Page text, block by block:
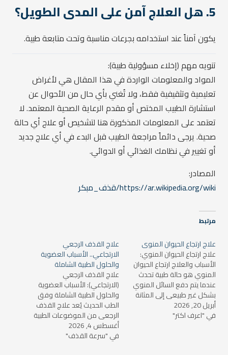
5. هل العلاج آمن على المدى الطويل؟
يكون آمناً عند استخدامه بجرعات مناسبة وتحت متابعة طبية.
تنويه مهم (إخلاء مسؤولية طبية):
المواد والمعلومات الواردة في هذا المقال هي لأغراض
تعليمية وتثقيفية فقط، ولا تُغني بأي حال من الأحوال عن
استشارة الطبيب المختص أو مقدم الرعاية الصحية المعتمد. لا
تعتمد على المعلومات المذكورة هنا لتشخيص أو علاج أي حالة
صحية. يرجى دائماً مراجعة الطبيب قبل البدء في أي علاج جديد
أو تغيير في نظامك الغذائي أو الدوائي.
المصادر:
https://ar.wikipedia.org/wiki/قذف_مبكر
مرتبط
علاج ارتجاع الحيوان المنوى
علاج ارتجاع الحيوان المنوي:
الأسباب والعلاج ارتجاع الحيوان
المنوي هو حالة طبية تحدث
عندما يتم دفع السائل المنوي
بشكل غير طبيعي إلى المثانة
بدلاً من الخروج من الجسم عبر
الإحليل أثناء القذف. على الرغم
من أن هذه الحالة قد لا تكون
أبريل 20, 2026
في "اعرف اكتر"
علاج القذف الرجعي
الارتجاعي.. الأسباب العضوية
والحلول الطبية الشاملة
علاج القذف الرجعي
(الارتجاعي): الأسباب العضوية
والحلول الطبية الشاملة وفق
الطب الحديث يُعد علاج القذف
الرجعي من الموضوعات الطبية
الدقيقة في طب الذكورة، لأنه
يرتبط مباشرة بوظيفة معقدة
بين الجهاز العصبي والعضلي
أغسطس 4, 2026
في "سرعة القذف"